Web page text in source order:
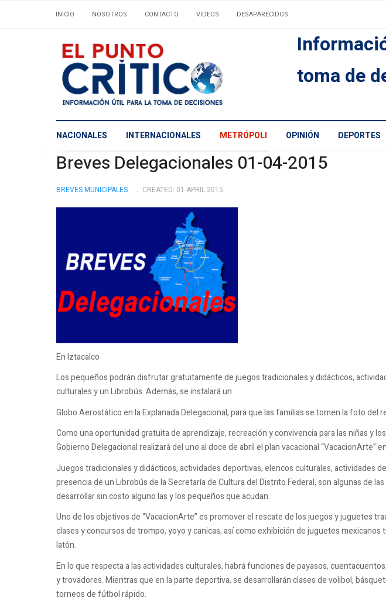
INICIO NOSOTROS CONTACTO VIDEOS DESAPARECIDOS
toma de
NACIONALES INTERNACIONALES METRÓPOLI OPINIÓN DEPORTES
Breves Delegacionales 01-04-2015
BREVES MUNICIPALES CREATED: 01 APRIL 2015
En Iztacalco
Los pequeños podrán disfrutar gratuitamente de juegos tradicionales y didácticos,
culturales y un Librobús. Además, se instalará un
Globo Aerostático en la Explanada Delegacional, para que las familias se tomen la foto del
Como una oportunidad gratuita de aprendizaje, recreación y convivencia para las niñas y
Gobierno Delegacional realizará del uno al doce de abril el plan vacacional “VacacionArte”
Juegos tradicionales y didácticos, actividades deportivas, elencos culturales, actividades
presencia de un Librobús de la Secretaría de Cultura del Distrito Federal, son algunas de
desarrollar sin costo alguno las y los pequeños que acudan.
Uno de los objetivos de “VacacionArte” es promover el rescate de los juegos y juguetes
clases y concursos de trompo, yoyo y canicas, así como exhibición de juguetes mexicanos
latón.
En lo que respecta a las actividades culturales, habrá funciones de payasos,
y trovadores. Mientras que en la parte deportiva, se desarrollarán clases de volibol,
torneos de fútbol rápido.